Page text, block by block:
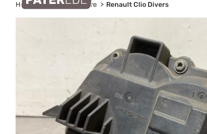
Home Pièces de voiture Renault Clio Divers